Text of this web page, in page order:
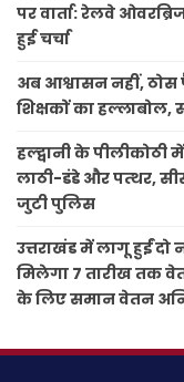
पर वार्ता: रेलवे
हुई चर्चा
अब आश्वासन नहीं, ठोस
शिक्षकों का
हल्द्वानी के
लाठी-डंडे और पत्थर,
जुटी पुलिस
उत्तराखंड में लागू हुईं दो
मिलेगा 7 तारीख तक
के लिए समान वेतन